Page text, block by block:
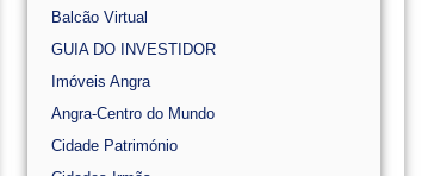
Balcão Virtual
GUIA DO INVESTIDOR
Imóveis Angra
Angra-Centro do Mundo
Cidade Património